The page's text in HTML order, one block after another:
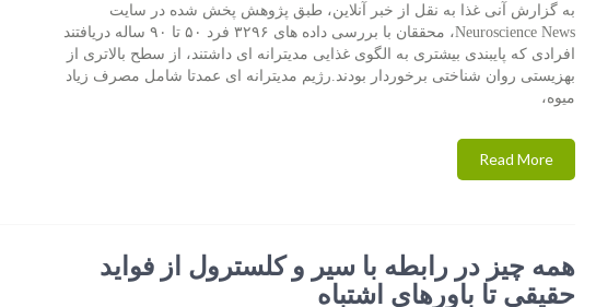
به گزارش آنی غذا به نقل از خبر آنلاین، طبق پژوهش پخش شده در سایت
Neuroscience News، محققان با بررسی داده های ۳۲۹۶ فرد ۵۰ تا ۹۰ ساله دریافتند
افرادی که پایبندی بیشتری به الگوی غذایی مدیترانه ای داشتند، از سطح بالاتری از
بهزیستی روان شناختی برخوردار بودند.رژیم مدیترانه ای عمدتا شامل مصرف زیاد
میوه،
Read More
همه چیز در رابطه با سیر و کلسترول از فواید
حقیقی تا باورهای اشتباه